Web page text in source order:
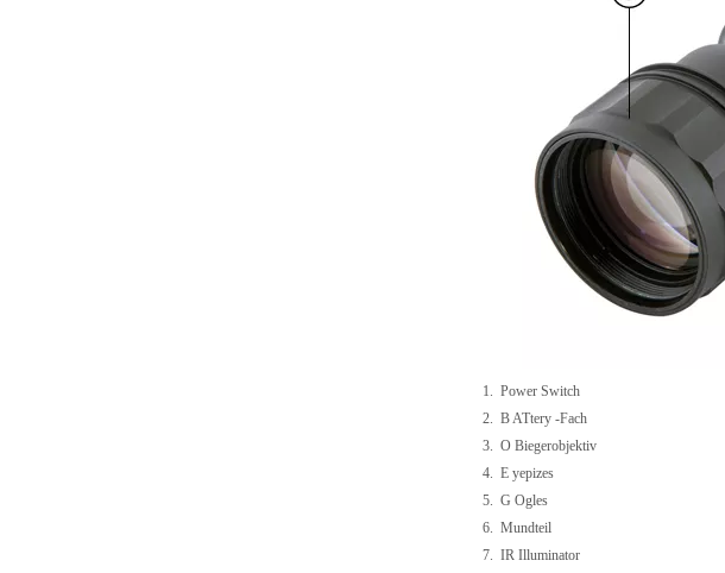
1. Power Switch
2. BATtery -Fach
3. O Biegerobjektiv
4. E yepizes
5. G Ogles
6. Mundteil
7. IR Illuminator